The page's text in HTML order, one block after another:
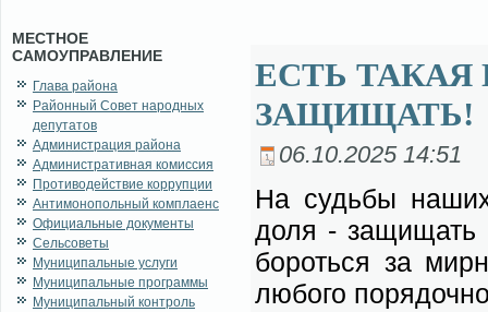
МЕСТНОЕ
САМОУПРАВЛЕНИЕ
Глава района
Районный Совет народных
депутатов
Администрация района
Административная комиссия
Противодействие коррупции
Антимонопольный комплаенс
Официальные документы
Сельсоветы
Муниципальные услуги
Муниципальные программы
Муниципальный контроль
ЕСТЬ
ЗАЩИЩАТЬ!
06.10.2025 14:51
На судь­бы
до­ля - за­щи­щать
бо­роть­ся за
лю­бо­го